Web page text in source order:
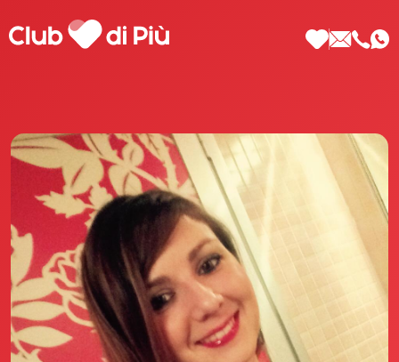
Scopri Club di Più
Le testimonianze Club di Più
La fondatrice Valeria Pilla
Annunci Donne